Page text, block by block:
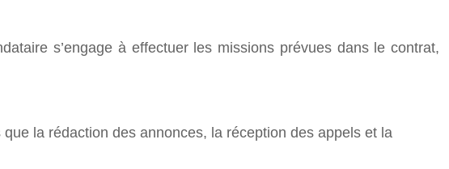
s’engage à effectuer les missions prévues dans le contrat,
la rédaction des annonces, la réception des appels et la